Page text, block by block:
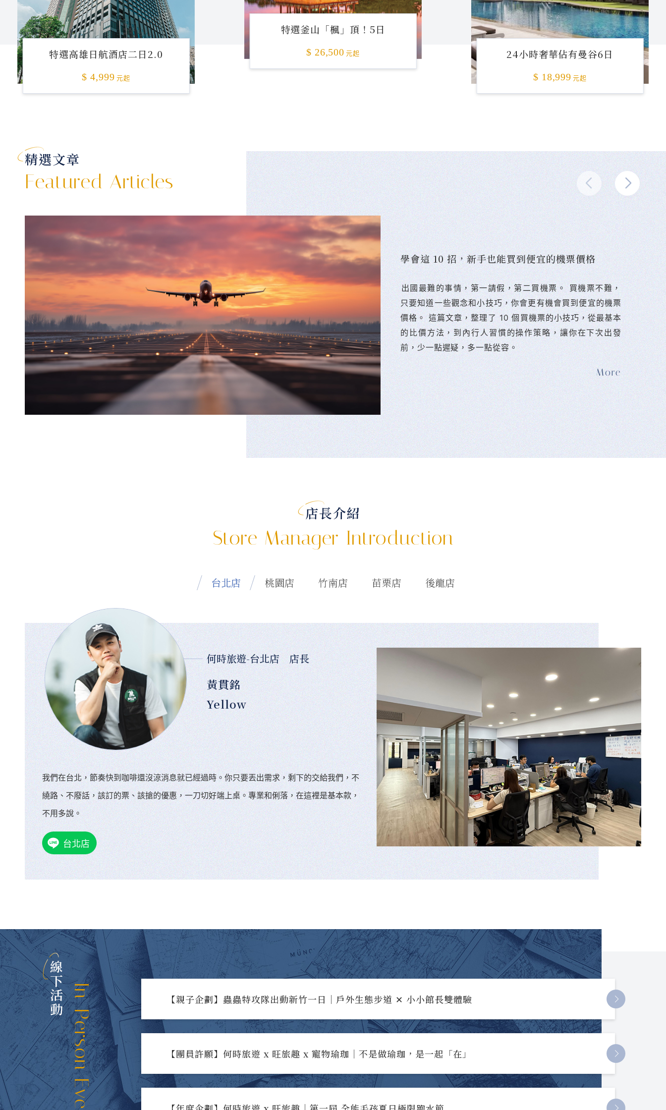
特選高雄日航酒店二日2.0
$ 4,999 元起
特選釜山「楓」頂！5日
$ 26,500 元起 24小時奢華佔有曼谷6日
$ 18,999 元起
精選文章
Featured Articles
學會這 10 招，新手也能買到便宜的機票價格
󠀠出國最難的事情，第一請假，第二買機票。 󠀠買機票不難，
只要知道一些觀念和小技巧，你會更有機會買到便宜的機票
價格。 這篇文章，整理了 10 個買機票的小技巧，從最基本
的比價方法，到內行人習慣的操作策略，讓你在下次出發
前，少一點遲疑，多一點從容。
店長介紹
Store Manager Introduction
台北店 桃園店 竹南店 苗栗店 後龍店
何時旅遊-台北店 店長
黃貫銘
Yellow
我們在台北，節奏快到咖啡還沒涼消息就已經過時。你只要丟出需求，剩下的交給我們，不
繞路、不廢話，該訂的票、該搶的優惠，一刀切好端上桌。專業和俐落，在這裡是基本款，
不用多說。
台北店
線下活動In-Person Events 【親子企劃】蟲蟲特攻隊出動新竹一日｜戶外生態步道 ✕ 小小館長雙體驗
【團員許願】何時旅遊 x 旺旅趣 x 寵物瑜珈｜不是做瑜珈，是一起「在」